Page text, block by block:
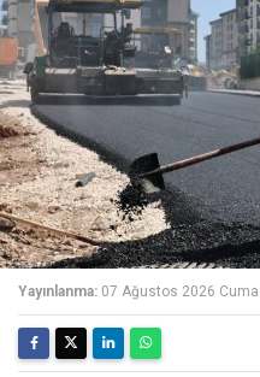
Yayınlanma: 07 Ağustos 2026